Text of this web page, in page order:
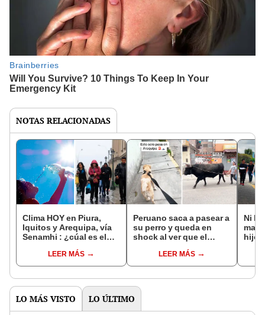
NOTAS RELACIONADAS
Clima HOY en Piura,
Iquitos y Arequipa, vía
Senamhi : ¿cúal es el
temperatura este 4 de
marzo?
LEER MÁS
Peruano saca a pasear a
su perro y queda en
shock al ver que el
“Gustos son gustos”
LEER MÁS
Ni
hijo
LO MÁS VISTO LO ÚLTIMO